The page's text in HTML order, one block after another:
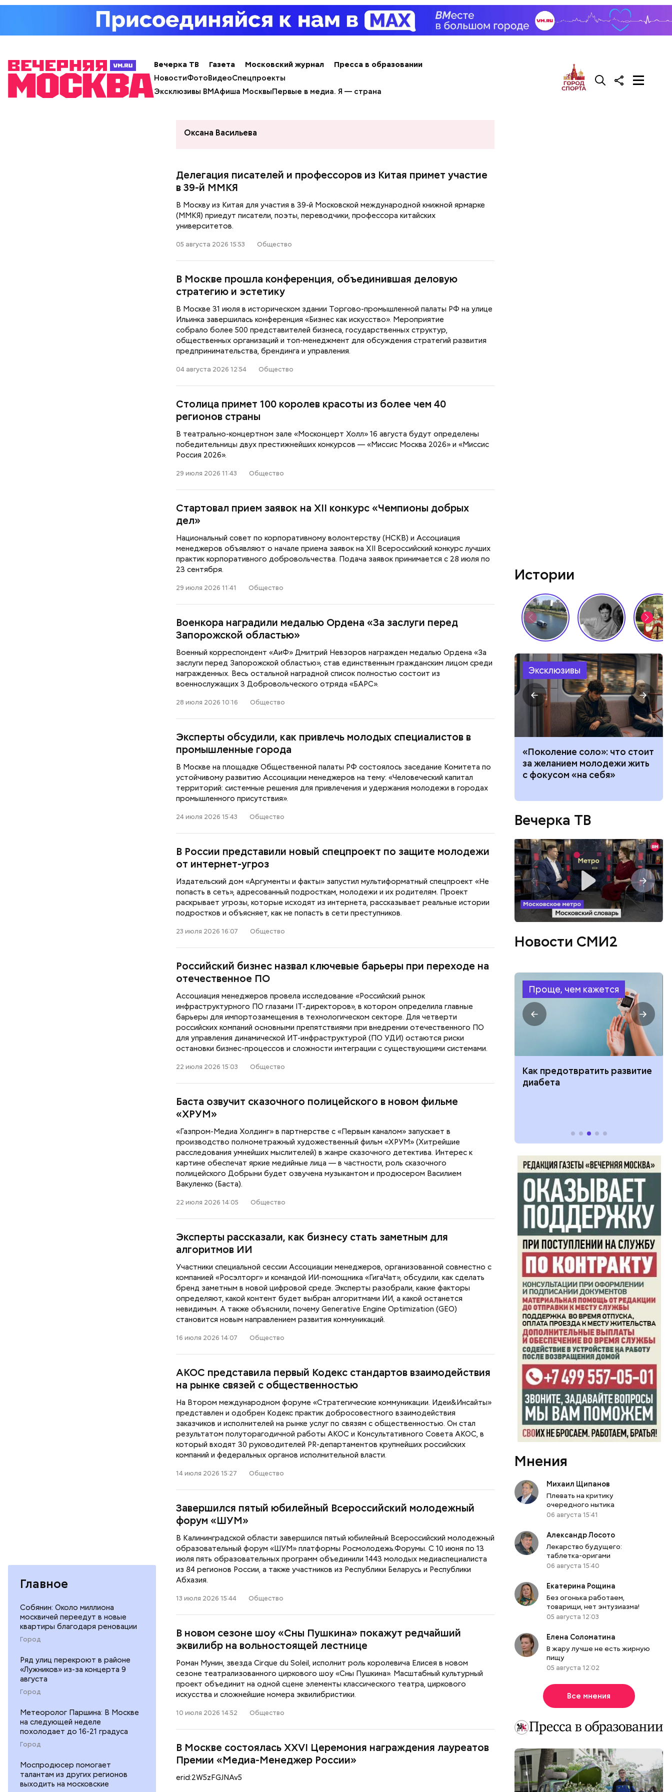
Вечерка ТВ Газета Московский журнал
Пресса в образовании
НовостиФотоВидеоСпецпроекты
Эксклюзивы ВМАфиша МосквыПервые в медиа. Я — страна
Главное
Собянин: Около миллиона
москвичей переедут в новые
квартиры благодаря реновации
Город
Ряд улиц перекроют в районе
«Лужников» из-за концерта 9
августа
Город
Метеоролог Паршина: В Москве
на следующей неделе
похолодает до 16-21 градуса
Город
Моспродюсер помогает
талантам из других регионов
выходить на московские
Оксана Васильева
Делегация писателей и профессоров из Китая примет участие
в 39-й ММКЯ
В Москву из Китая для участия в 39-й Московской международной книжной ярмарке
(ММКЯ) приедут писатели, поэты, переводчики, профессора китайских
университетов.
05 августа 2026 15:53 Общество
В Москве прошла конференция, объединившая деловую
стратегию и эстетику
В Москве 31 июля в историческом здании Торгово-промышленной палаты РФ на улице
Ильинка завершилась конференция «Бизнес как искусство». Мероприятие
собрало более 500 представителей бизнеса, государственных структур,
общественных организаций и топ-менеджмент для обсуждения стратегий развития
предпринимательства, брендинга и управления.
04 августа 2026 12:54 Общество
Столица примет 100 королев красоты из более чем 40
регионов страны
В театрально-концертном зале «Москонцерт Холл» 16 августа будут определены
победительницы двух престижнейших конкурсов — «Миссис Москва 2026» и «Миссис
Россия 2026».
29 июля 2026 11:43 Общество
Стартовал прием заявок на XII конкурс «Чемпионы добрых
дел»
Национальный совет по корпоративному волонтерству (НСКВ) и Ассоциация
менеджеров объявляют о начале приема заявок на XII Всероссийский конкурс лучших
практик корпоративного добровольчества. Подача заявок принимается с 28 июля по
23 сентября.
29 июля 2026 11:41 Общество
Военкора наградили медалью Ордена «За заслуги перед
Запорожской областью»
Военный корреспондент «АиФ» Дмитрий Невзоров награжден медалью Ордена «За
заслуги перед Запорожской областью», став единственным гражданским лицом среди
награжденных. Весь остальной наградной список полностью состоит из
военнослужащих 3 Добровольческого отряда «БАРС».
28 июля 2026 10:16 Общество
Эксперты обсудили, как привлечь молодых специалистов в
промышленные города
В Москве на площадке Общественной палаты РФ состоялось заседание Комитета по
устойчивому развитию Ассоциации менеджеров на тему: «Человеческий капитал
территорий: системные решения для привлечения и удержания молодежи в городах
промышленного присутствия».
24 июля 2026 15:43 Общество
В России представили новый спецпроект по защите молодежи
от интернет-угроз
Издательский дом «Аргументы и факты» запустил мультиформатный спецпроект «Не
попасть в сеть», адресованный подросткам, молодежи и их родителям. Проект
раскрывает угрозы, которые исходят из интернета, рассказывает реальные истории
подростков и объясняет, как не попасть в сети преступников.
23 июля 2026 16:07 Общество
Российский бизнес назвал ключевые барьеры при переходе на
отечественное ПО
Ассоциация менеджеров провела исследование «Российский рынок
инфраструктурного ПО глазами IT-директоров», в котором определила главные
барьеры для импортозамещения в технологическом секторе. Для четверти
российских компаний основными препятствиями при внедрении отечественного ПО
для управления динамической ИТ-инфраструктурой (ПО УДИ) остаются риски
остановки бизнес-процессов и сложности интеграции с существующими системами.
22 июля 2026 15:03 Общество
Баста озвучит сказочного полицейского в новом фильме
«ХРУМ»
«Газпром-Медиа Холдинг» в партнерстве с «Первым каналом» запускает в
производство полнометражный художественный фильм «ХРУМ» (Хитрейшие
расследования умнейших мыслителей) в жанре сказочного детектива. Интерес к
картине обеспечат яркие медийные лица — в частности, роль сказочного
полицейского Добрыни будет озвучена музыкантом и продюсером Василием
Вакуленко (Баста).
22 июля 2026 14:05 Общество
Эксперты рассказали, как бизнесу стать заметным для
алгоритмов ИИ
Участники специальной сессии Ассоциации менеджеров, организованной совместно с
компанией «Росэлторг» и командой ИИ‑помощника «ГигаЧат», обсудили, как сделать
бренд заметным в новой цифровой среде. Эксперты разобрали, какие факторы
определяют, какой контент будет выбран алгоритмами ИИ, а какой останется
невидимым. А также объяснили, почему Generative Engine Optimization (GEO)
становится новым направлением развития коммуникаций.
16 июля 2026 14:07 Общество
АКОС представила первый Кодекс стандартов взаимодействия
на рынке связей с общественностью
На Втором международном форуме «Стратегические коммуникации. Идеи&Инсайты»
представлен и одобрен Кодекс практик добросовестного взаимодействия
заказчиков и исполнителей на рынке услуг по связям с общественностью. Он стал
результатом полуторагодичной работы АКОС и Консультативного Совета АКОС, в
который входят 30 руководителей PR-департаментов крупнейших российских
компаний и федеральных органов исполнительной власти.
14 июля 2026 15:27 Общество
Завершился пятый юбилейный Всероссийский молодежный
форум «ШУМ»
В Калининградской области завершился пятый юбилейный Всероссийский молодежный
образовательный форум «ШУМ» платформы Росмолодежь.Форумы. С 10 июня по 13
июля пять образовательных программ объединили 1443 молодых медиаспециалиста
из 84 регионов России, а также участников из Республики Беларусь и Республики
Абхазия.
13 июля 2026 15:44 Общество
В новом сезоне шоу «Сны Пушкина» покажут редчайший
эквилибр на вольностоящей лестнице
Роман Мунин, звезда Cirque du Soleil, исполнит роль королевича Елисея в новом
сезоне театрализованного циркового шоу «Сны Пушкина». Масштабный культурный
проект объединит на одной сцене элементы классического театра, циркового
искусства и сложнейшие номера эквилибристики.
10 июля 2026 14:52 Общество
В Москве состоялась XXVI Церемония награждения лауреатов
Премии «Медиа-Менеджер России»
erid:2W5zFGJNAv5
Истории
Эксклюзивы
В прокат выходит новый
фильм «Чучело»: стоит ли
смотреть и что говорят
Построю замок, тигра
приручу: топ-7 самых
интересных площадок для
детского досуга в Москве
простые техники, которые
помогут снизить тревогу
«Поколение соло»: что стоит
за желанием молодежи жить
с фокусом «на себя»
Вечерка ТВ
Новости СМИ2
Проще, чем кажется
Как поменять батареи дома и
Как получить до 100 тысяч
рублей от государства при
претендовать и какие нужны
реновации в Москве: где
Как предотвратить развитие
диабета
Мнения
Михаил Щипанов
Плевать на критику
очередного нытика
06 августа 15:41
Александр Лосото
Лекарство будущего:
таблетка-оригами
06 августа 15:40
Екатерина Рощина
Без огонька работаем,
товарищи, нет энтузиазма!
05 августа 12:03
Елена Соломатина
В жару лучше не есть жирную
пищу
05 августа 12:02
Все мнения